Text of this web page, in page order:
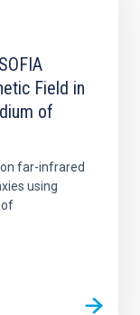
Field in
of
far-infrared
using
of